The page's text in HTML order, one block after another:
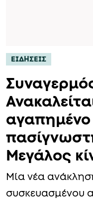
ΕΙΔΗΣΕΙΣ
αγαπημένο
Μεγάλος
Μία νέα
συσκευασμένου